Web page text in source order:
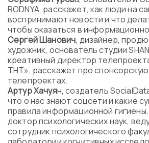
RODNYA, расскажет, как люди на
воспринимают новости и что
чтобы оказаться в
Сергей Шанович, дизайнер,
художник, основатель студии
креативный директор
ТНТ», расскажет про
телепроектах.
Артур Хачуян, создатель
что о нас знают соцсети и какие
правила информационной
доктор психологических наук,
сотрудник психологического